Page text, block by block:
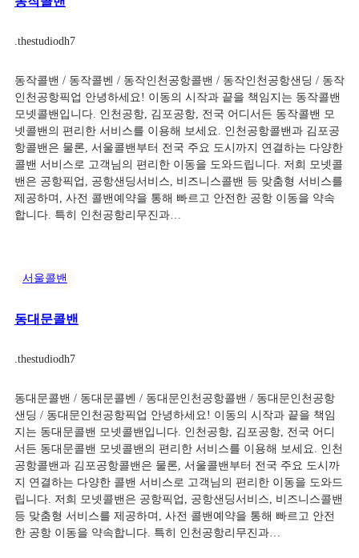
.thestudiodh7
동작콜밴 / 동작콜벤 / 동작인천공항콜밴 / 동작인천공항샌딩 / 동작
인천공항픽업 안녕하세요! 이동의 시작과 끝을 책임지는 동작콜밴
모넷콜밴입니다. 인천공항, 김포공항, 전국 어디서든 동작콜밴 모
넷콜밴의 편리한 서비스를 이용해 보세요. 인천공항콜밴과 김포공
항콜밴은 물론, 서울콜밴부터 전국 주요 도시까지 연결하는 다양한
콜밴 서비스로 고객님의 편리한 이동을 도와드립니다. 저희 모넷콜
밴은 공항픽업, 공항샌딩서비스, 비즈니스콜밴 등 맞춤형 서비스를
제공하며, 사전 콜밴예약을 통해 빠르고 안전한 공항 이동을 약속
합니다. 특히 인천공항리무진과…
서울콜밴
동대문콜밴
.thestudiodh7
동대문콜밴 / 동대문콜벤 / 동대문인천공항콜밴 / 동대문인천공항
샌딩 / 동대문인천공항픽업 안녕하세요! 이동의 시작과 끝을 책임
지는 동대문콜밴 모넷콜밴입니다. 인천공항, 김포공항, 전국 어디
서든 동대문콜밴 모넷콜밴의 편리한 서비스를 이용해 보세요. 인천
공항콜밴과 김포공항콜밴은 물론, 서울콜밴부터 전국 주요 도시까
지 연결하는 다양한 콜밴 서비스로 고객님의 편리한 이동을 도와드
립니다. 저희 모넷콜밴은 공항픽업, 공항샌딩서비스, 비즈니스콜밴
등 맞춤형 서비스를 제공하며, 사전 콜밴예약을 통해 빠르고 안전
한 공항 이동을 약속합니다. 특히 인천공항리무진과…